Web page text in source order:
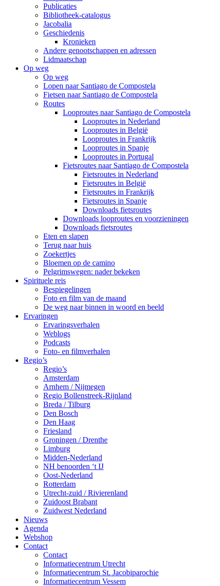
Publicaties
Bibliotheek-catalogus
Jacobalia
Geschiedenis
Kronieken
Andere genootschappen en adressen
Lidmaatschap
Op weg
Op weg
Lopen naar Santiago de Compostela
Fietsen naar Santiago de Compostela
Routes
Looproutes naar Santiago de Compostela
Looproutes in Nederland
Looproutes in België
Looproutes in Frankrijk
Looproutes in Spanje
Looproutes in Portugal
Fietsroutes naar Santiago de Compostela
Fietsroutes in Nederland
Fietsroutes in België
Fietsroutes in Frankrijk
Fietsroutes in Spanje
Downloads fietsroutes
Downloads looproutes en voorzieningen
Downloads fietsroutes
Eten en slapen
Terug naar huis
Zoekertjes
Bloemen op de camino
Pelgrimswegen: nader bekeken
Spirituele reis
Bespiegelingen
Foto en film van de maand
De weg naar binnen in woord en beeld
Ervaringen
Ervaringsverhalen
Weblogs
Podcasts
Foto- en filmverhalen
Regio’s
Regio’s
Amsterdam
Arnhem / Nijmegen
Regio Bollenstreek-Rijnland
Breda / Tilburg
Den Bosch
Den Haag
Friesland
Groningen / Drenthe
Limburg
Midden-Nederland
NH benoorden ‘t IJ
Oost-Nederland
Rotterdam
Utrecht-zuid / Rivierenland
Zuidoost Brabant
Zuidwest Nederland
Nieuws
Agenda
Webshop
Contact
Contact
Informatiecentrum Utrecht
Informatiecentrum St. Jacobiparochie
Informatiecentrum Vessem